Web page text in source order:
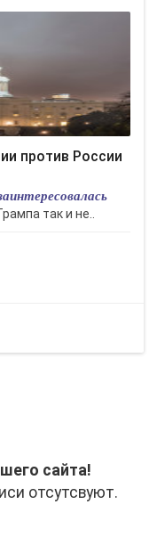
так и не..
сайта!
отсутсвуют.